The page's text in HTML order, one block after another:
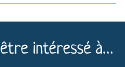
intéressé à…